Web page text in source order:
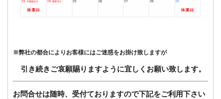
※弊社の都合によりお客様にはご迷惑をお掛け致しますが
引き続きご哀願賜りますように宜しくお願い致します。
お問合せは随時、受付ておりますので下記をご利用下さい